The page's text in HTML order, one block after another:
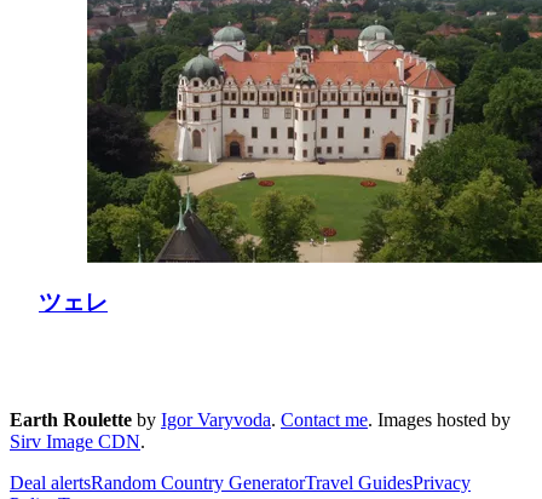
ツェレ
Earth Roulette by Igor Varyvoda. Contact me. Images hosted by
Sirv Image CDN.
Deal alertsRandom Country GeneratorTravel GuidesPrivacy